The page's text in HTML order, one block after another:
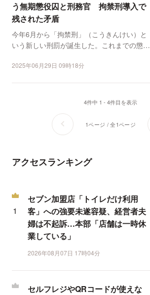
う無期懲役囚と刑務官 拘禁刑導入で
残された矛盾
今年6月から「拘禁刑」（こうきんけい）と
いう新しい刑罰が誕生した。これまでの懲役
2025年06月29日 09時18分
4件中 1 - 4件目を表示
1ページ / 全1ページ
アクセスランキング
セブン加盟店「トイレだけ利用
客」への強要未遂容疑、経営者夫
婦は不起訴…本部「店舗は一時休
業している」
2026年08月07日 17時04分
セルフレジやQRコードが使えな